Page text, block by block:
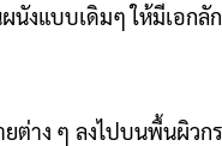
ผนังแบบเดิมๆ ให้มีเอก
าง ๆ ลงไปบนพื้นผิวก